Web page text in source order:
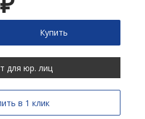
₽
Купить
для юр. лиц
в 1 клик